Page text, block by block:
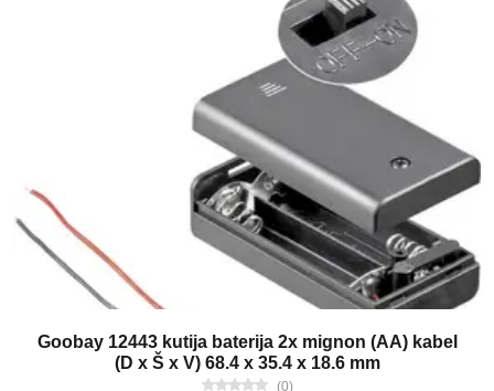
Goobay 12443 kutija baterija 2x mignon (AA) kabel
(D x Š x V) 68.4 x 35.4 x 18.6 mm
(0)